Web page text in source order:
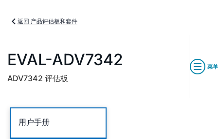
返回 产品评估板和套件
EVAL-ADV7342
ADV7342 评估板
菜单
用户手册